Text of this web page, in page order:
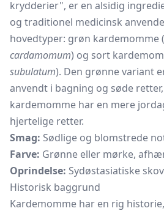
krydderier", er en alsidig
og traditionel medicinsk
hovedtyper: grøn kardemomme (
cardamomum) og sort
subulatum). Den grønne variant
anvendt i bagning og søde
kardemomme har en mere
hjertelige retter.
Smag: Sødlige og blomstrede
Farve: Grønne eller mørke,
Oprindelse: Sydøstasiatiske
Historisk baggrund
Kardemomme har en rig